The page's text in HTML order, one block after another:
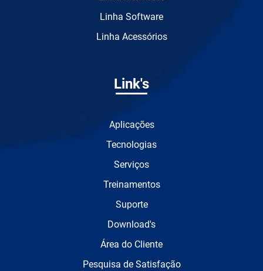
Linha Software
Linha Acessórios
Link's
Aplicações
Tecnologias
Serviços
Treinamentos
Suporte
Download's
Área do Cliente
Pesquisa de Satisfação